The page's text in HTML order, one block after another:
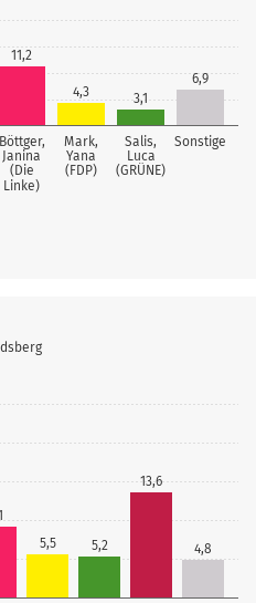
Böttger,
Janina
(Die
Linke)
Mark,
Yana
(FDP)
Salis,
Luca
(GRÜNE)
Sonstige
11,2
4,3 3,1
6,9
5,5
5,2
13,6
4,8